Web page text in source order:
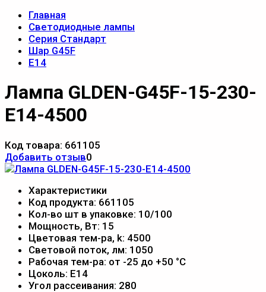
Главная
Светодиодные лампы
Серия Стандарт
Шар G45F
E14
Лампа GLDEN-G45F-15-230-
E14-4500
Код товара: 661105
Добавить отзыв0
Характеристики
Код продукта: 661105
Кол-во шт в упаковке: 10/100
Мощность, Вт: 15
Цветовая тем-ра, k: 4500
Световой поток, лм: 1050
Рабочая тем-ра: от -25 до +50 °С
Цоколь: Е14
Угол рассеивания: 280